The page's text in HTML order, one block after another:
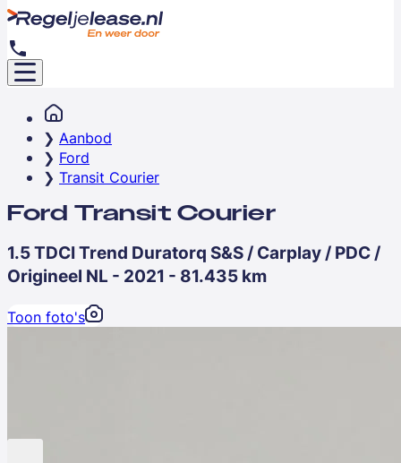
Aanbod
Ford
Transit Courier
Ford Transit Courier
1.5 TDCI Trend Duratorq S&S / Carplay / PDC /
Origineel NL - 2021 - 81.435 km
Toon foto's